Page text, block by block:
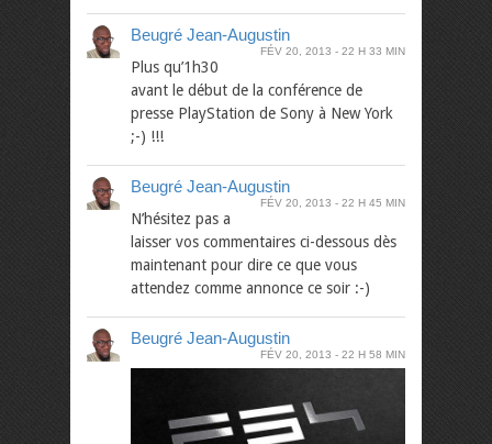
Beugré Jean-Augustin
FÉV 20, 2013 22 H 33 MIN
Plus qu’1h30
avant le début de la conférence de
presse PlayStation de Sony à New York
;-) !!!
Beugré Jean-Augustin
FÉV 20, 2013 22 H 45 MIN
N’hésitez pas a
laisser vos commentaires ci-dessous dès
maintenant pour dire ce que vous
attendez comme annonce ce soir :-)
Beugré Jean-Augustin
FÉV 20, 2013 22 H 58 MIN